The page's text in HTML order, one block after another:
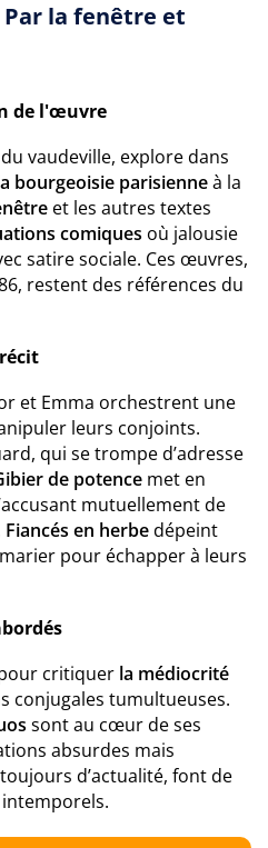
la fenêtre et
de l'œuvre
vaudeville, explore dans
bourgeoisie parisienneà la
et les autres textes
comiques où jalousie
satire sociale. Ces œuvres,
restent des références du
et Emma orchestrent une
leurs conjoints.
qui se trompe d’adresse
de potence met en
mutuellement de
Fiancés en herbedépeint
pour échapper à leurs
critiquer la médiocrité
conjugales tumultueuses.
sont au cœur de ses
absurdes mais
d’actualité, font de
intemporels.